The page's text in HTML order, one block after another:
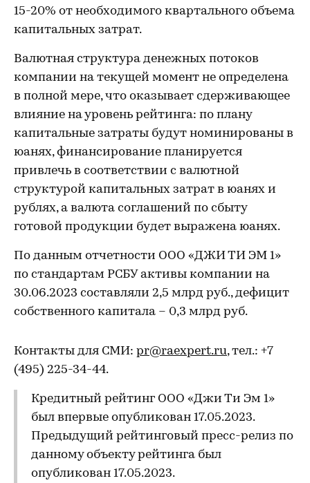
15-20% от необходимого квартального объема
капитальных затрат.
Валютная структура денежных потоков
компании на текущей момент не определена
в полной мере, что оказывает сдерживающее
влияние на уровень рейтинга: по плану
капитальные затраты будут номинированы в
юанях, финансирование планируется
привлечь в соответствии с валютной
структурой капитальных затрат в юанях и
рублях, а валюта соглашений по сбыту
готовой продукции будет выражена юанях.
По данным отчетности ООО «ДЖИ ТИ ЭМ 1»
по стандартам РСБУ активы компании на
30.06.2023 составляли 2,5 млрд руб., дефицит
собственного капитала – 0,3 млрд руб.
Контакты для СМИ: pr@raexpert.ru, тел.: +7
(495) 225-34-44.
Кредитный рейтинг ООО «Джи Ти Эм 1»
был впервые опубликован 17.05.2023.
Предыдущий рейтинговый пресс-релиз по
данному объекту рейтинга был
опубликован 17.05.2023.